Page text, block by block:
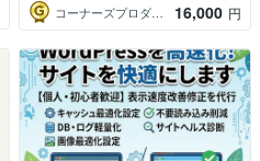
コーナーズプロダクションズ株式会社
16,000 円